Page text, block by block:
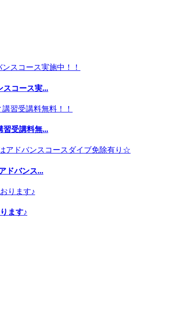
スコース実...
習受講料無...
ドバンス...
ます♪